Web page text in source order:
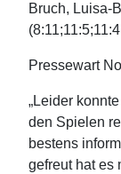
Bruch, Luisa-
Pressewart
„Leider
den Spielen
bestens
gefreut hat es